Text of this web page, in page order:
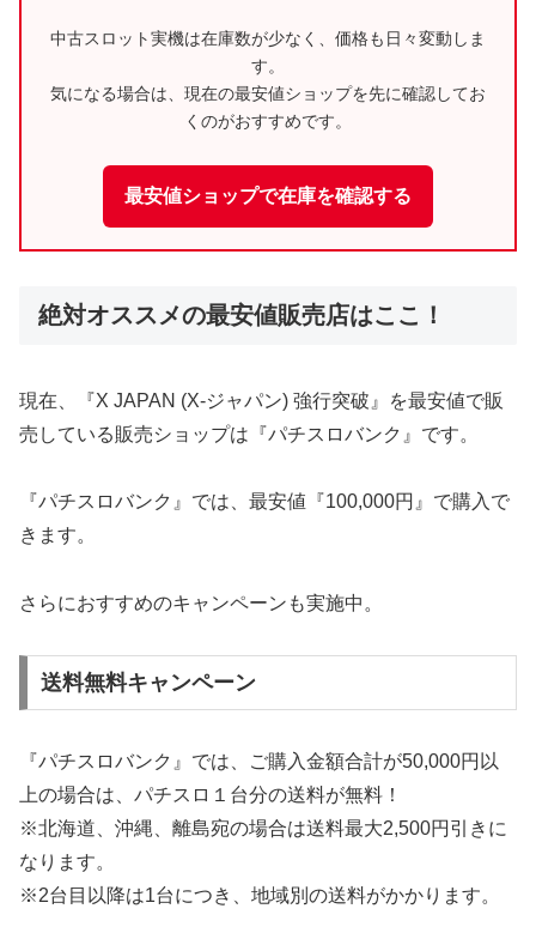
中古スロット実機は在庫数が少なく、価格も日々変動しま
す。
気になる場合は、現在の最安値ショップを先に確認してお
くのがおすすめです。
最安値ショップで在庫を確認する
絶対オススメの最安値販売店はここ！
現在、『X JAPAN (X-ジャパン) 強行突破』を最安値で販
売している販売ショップは『パチスロバンク』です。
『パチスロバンク』では、最安値『100,000円』で購入で
きます。
さらにおすすめのキャンペーンも実施中。
送料無料キャンペーン
『パチスロバンク』では、ご購入金額合計が50,000円以
上の場合は、パチスロ１台分の送料が無料！
※北海道、沖縄、離島宛の場合は送料最大2,500円引きに
なります。
※2台目以降は1台につき、地域別の送料がかかります。